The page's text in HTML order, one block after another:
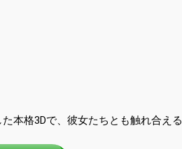
本格3Dで、彼女たちとも触れ合える